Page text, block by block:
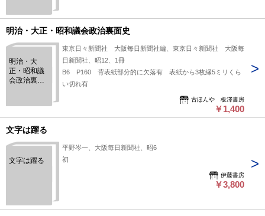
明治・大正・昭和議会政治裏面史
明治・大
正・昭和議
会政治裏面
東京日々新聞社 大阪毎日新聞社編、東京日々新聞社 大阪毎
日新聞社、昭12、1冊
B6 P160 背表紙部分的に欠落有 表紙から3枚縁5ミリくら
い切れ有
古ほんや 板澤書房
￥1,400
文字は躍る
文字は躍る
平野岑一、大阪毎日新聞社、昭6
初
伊藤書房
￥3,800